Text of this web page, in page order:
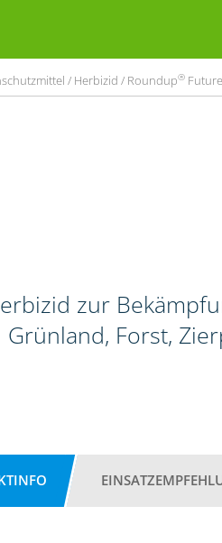
/ Herbizid / Roundup® Future
zur
Grünland, Forst,